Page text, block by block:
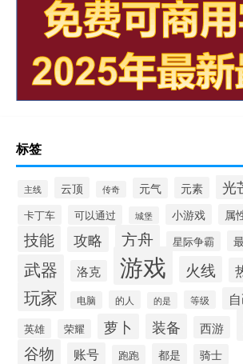
标签
主线 云顶 传奇 元气 元素 光
卡丁车
可以通过 城堡 小游戏 属
技能 攻略 方舟 星际争霸
武器 洛克 游戏 火线
玩家 电脑 的人 的是 等级
英雄 荣耀 萝卜 装备 西游
谷物 账号 跑跑 都是 骑士